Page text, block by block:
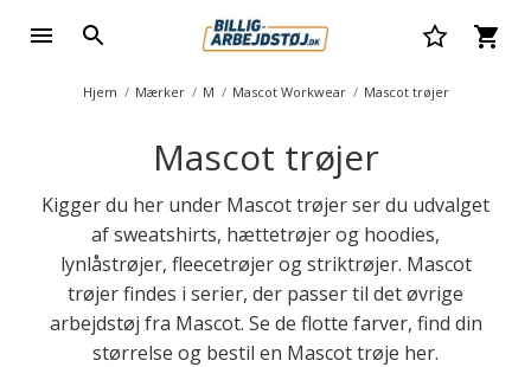
Hjem Mærker M Mascot Workwear Mascot trøjer
Mascot trøjer
Kigger du her under Mascot trøjer ser du udvalget
af sweatshirts, hættetrøjer og hoodies,
lynlåstrøjer, fleecetrøjer og striktrøjer. Mascot
trøjer findes i serier, der passer til det øvrige
arbejdstøj fra Mascot. Se de flotte farver, find din
størrelse og bestil en Mascot trøje her.